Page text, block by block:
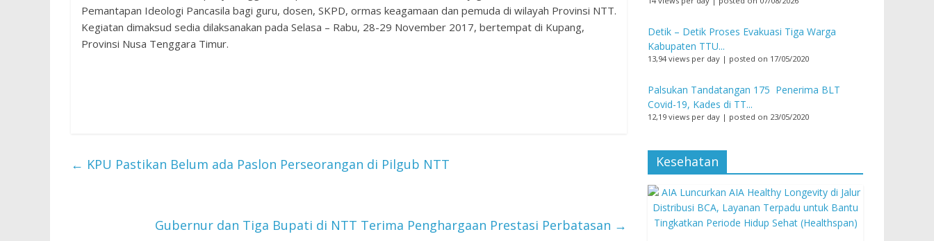
Pemantapan Ideologi Pancasila bagi guru, dosen, SKPD, ormas keagamaan dan pemuda di wilayah Provinsi NTT.
Kegiatan dimaksud sedia dilaksanakan pada Selasa – Rabu, 28-29 November 2017, bertempat di Kupang,
Provinsi Nusa Tenggara Timur.
← KPU Pastikan Belum ada Paslon Perseorangan di Pilgub NTT
Gubernur dan Tiga Bupati di NTT Terima Penghargaan Prestasi Perbatasan →
Detik – Detik Proses Evakuasi Tiga Warga
Kabupaten TTU...
13,94 views per day | posted on 17/05/2020
Palsukan Tandatangan 175 Penerima BLT
Covid-19, Kades di TT...
12,19 views per day | posted on 23/05/2020
Kesehatan